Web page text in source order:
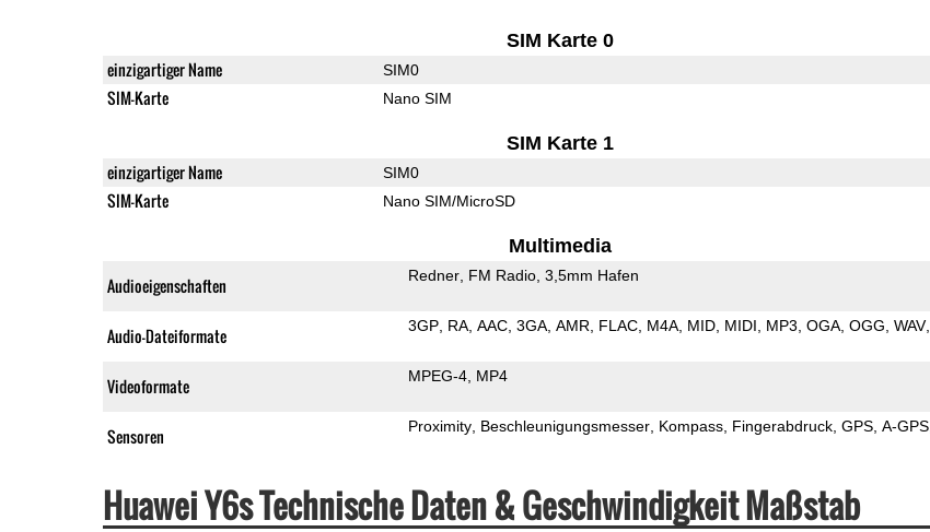
SIM Karte 0
einzigartiger Name SIM0
SIM-Karte Nano SIM
SIM Karte 1
einzigartiger Name SIM0
SIM-Karte Nano SIM/MicroSD
Multimedia
Audioeigenschaften Redner FM Radio 3,5mm Hafen
Audio-Dateiformate 3GP RA AAC 3GA AMR FLAC M4A MID MIDI MP3 OGA OGG WAV
Videoformate MPEG-4 MP4
Sensoren Proximity Beschleunigungsmesser Kompass Fingerabdruck GPS A-GPS
Huawei Y6s Technische Daten & Geschwindigkeit Maßstab